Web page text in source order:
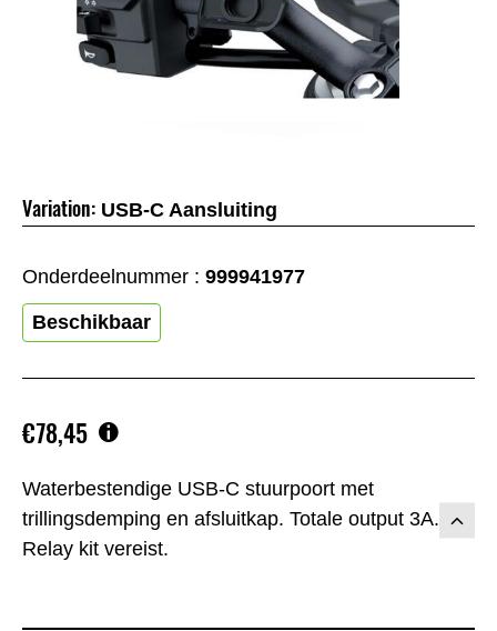
Waterbestendige USB-C stuurpoort met
trillingsdemping en afsluitkap. Totale output 3A.
Relay kit vereist.
€78,45
Variation: USB-C Aansluiting
Onderdeelnummer : 999941977
Beschikbaar